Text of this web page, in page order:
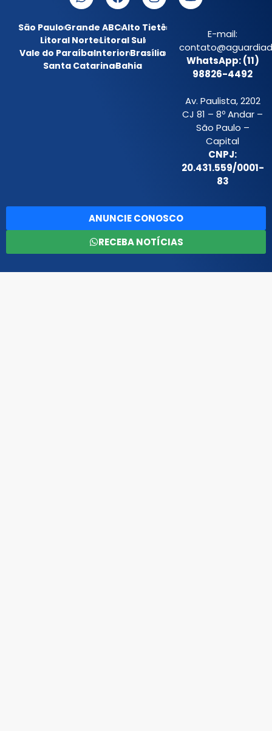
São PauloGrande ABCAlto Tietê
Litoral NorteLitoral Sul
Vale do ParaíbaInteriorBrasília
Santa CatarinaBahia
E-mail:
WhatsApp: (11)
98826-4492
Av. Paulista, 2202
CJ 81 – 8º Andar –
São Paulo –
Capital
CNPJ:
20.431.559/0001-
83
ANUNCIE CONOSCO
RECEBA NOTÍCIAS